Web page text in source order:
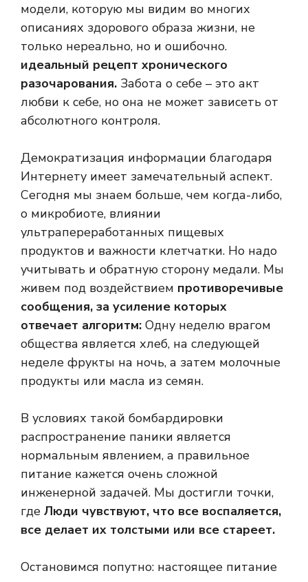
модели, которую мы видим во многих
описаниях здорового образа жизни, не
только нереально, но и ошибочно.
идеальный рецепт хронического
разочарования. Забота о себе – это акт
любви к себе, но она не может зависеть от
абсолютного контроля.
Демократизация информации благодаря
Интернету имеет замечательный аспект.
Сегодня мы знаем больше, чем когда-либо,
о микробиоте, влиянии
ультрапереработанных пищевых
продуктов и важности клетчатки. Но надо
учитывать и обратную сторону медали. Мы
живем под воздействием противоречивые
сообщения, за усиление которых
отвечает алгоритм: Одну неделю врагом
общества является хлеб, на следующей
неделе фрукты на ночь, а затем молочные
продукты или масла из семян.
В условиях такой бомбардировки
распространение паники является
нормальным явлением, а правильное
питание кажется очень сложной
инженерной задачей. Мы достигли точки,
где Люди чувствуют, что все воспаляется,
все делает их толстыми или все стареет.
Остановимся попутно: настоящее питание